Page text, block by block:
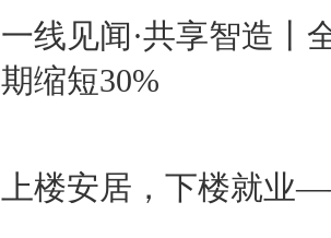
一线见闻·共享智造丨
期缩短30%
上楼安居，下楼就业